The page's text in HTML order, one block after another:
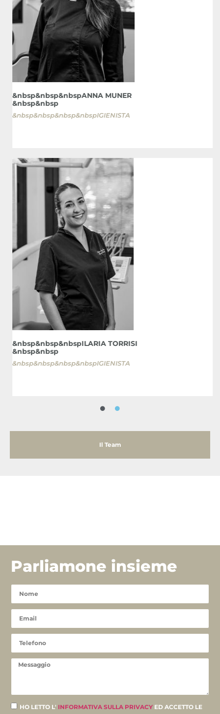
&nbsp&nbsp&nbspANNA MUNER
&nbsp&nbsp
&nbsp&nbsp&nbsp&nbspIGIENISTA
&nbsp&nbsp&nbspILARIA TORRISI
&nbsp&nbsp
&nbsp&nbsp&nbsp&nbspIGIENISTA
Il Team
Parliamone insieme
HO LETTO L' INFORMATIVA SULLA PRIVACY ED ACCETTO LE